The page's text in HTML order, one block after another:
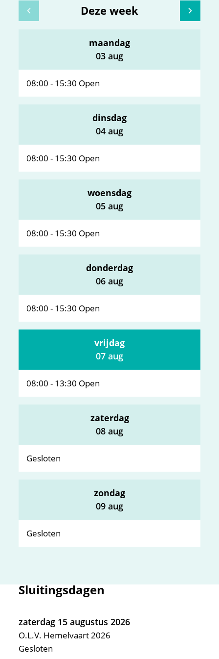
Deze week
Bekijk openingsuren van de week hiervoorBekijk
maandag
03 aug
08:00 - 15:30 Open
dinsdag
04 aug
08:00 - 15:30 Open
woensdag
05 aug
08:00 - 15:30 Open
donderdag
06 aug
08:00 - 15:30 Open
vrijdag
07 aug
08:00 - 13:30 Open
zaterdag
08 aug
Gesloten
zondag
09 aug
Gesloten
Sluitingsdagen
zaterdag 15 augustus 2026
O.L.V. Hemelvaart 2026
Gesloten